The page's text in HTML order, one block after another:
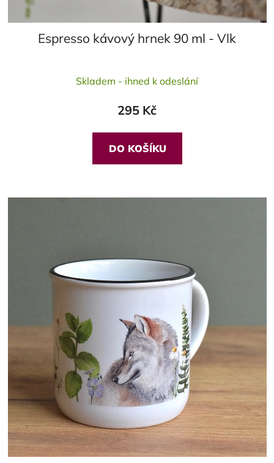
Espresso kávový hrnek 90 ml - Vlk
Skladem - ihned k odeslání
295 Kč
DO KOŠÍKU